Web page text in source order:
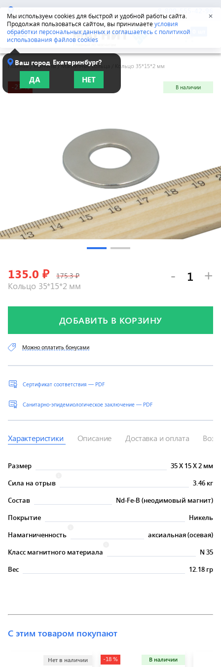
Мы используем cookies для быстрой и удобной работы сайта.
Продолжая пользоваться сайтом, вы принимаетеусловия
обработки персональных данных и соглашаетесь с политикой
использования файлов cookies
✕
Иркутск 8-800-555-42-96
Ваш город Екатеринбург?
ДА НЕТ
Главная /Магниты/Магнитные кольца Кольцо 35*15*2 мм
-23 % В наличии
Кольцо 35*15*2 мм
135.0 ₽ 175.3 ₽ - +
ДОБАВИТЬ В КОРЗИНУ
Сертификат соответствия — PDF
Санитарно-эпидемиологическое заключение — PDF
Можно оплатить бонусами
Характеристики Описание Доставка и оплата
Размер 35X 15X2 мм
Сила на отрыв
3.46 кг
Состав
Nd-Fe-B (неодимовый магнит)
Покрытие
Никель
Намагниченность
аксиальная (осевая)
Класс магнитного материала
N 35
Вес
12.18 гр
С этим товаром покупают
Нет в наличии -18 % В наличии